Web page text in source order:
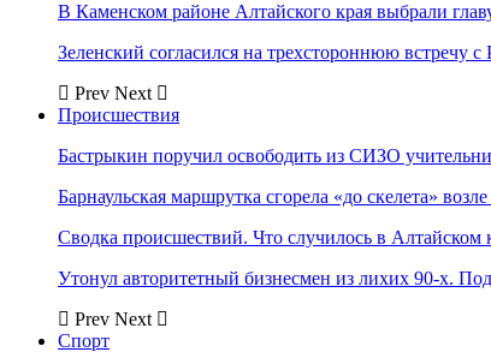
В Каменском районе Алтайского края выбрали
Зеленский согласился на трехстороннюю встречу
Prev Next
Происшествия
Бастрыкин поручил освободить из СИЗО
Барнаульская маршрутка сгорела «до скелета»
Сводка происшествий. Что случилось в Алтайском
Утонул авторитетный бизнесмен из лихих 90-х.
Prev Next
Спорт